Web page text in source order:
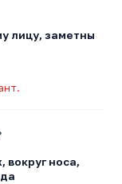
лицу, заметны
вокруг носа,